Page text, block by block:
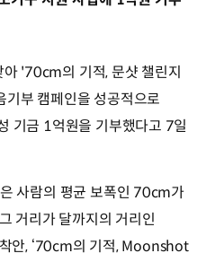
'70cm의 기적, 문샷 챌린지
부 캠페인을 성공적으로
기금 1억원을 기부했다고 7일
사람의 평균 보폭인 70cm가
거리가 달까지의 거리인
안, ‘70cm의 기적, Moonshot